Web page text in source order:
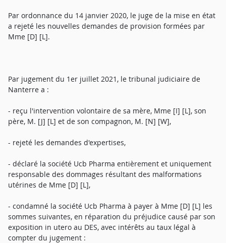
Par ordonnance du 14 janvier 2020, le juge de la mise en état
a rejeté les nouvelles demandes de provision formées par
Mme [D] [L].
Par jugement du 1er juillet 2021, le tribunal judiciaire de
Nanterre a :
- reçu l'intervention volontaire de sa mère, Mme [I] [L], son
père, M. [J] [L] et de son compagnon, M. [N] [W],
- rejeté les demandes d'expertises,
- déclaré la société Ucb Pharma entièrement et uniquement
responsable des dommages résultant des malformations
utérines de Mme [D] [L],
- condamné la société Ucb Pharma à payer à Mme [D] [L] les
sommes suivantes, en réparation du préjudice causé par son
exposition in utero au DES, avec intérêts au taux légal à
compter du jugement :